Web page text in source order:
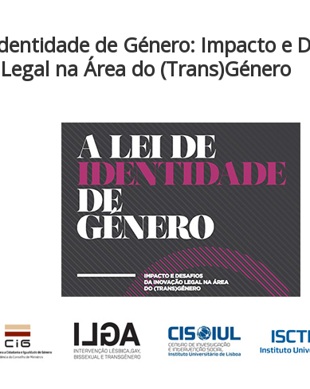
de Género: Impacto e
na Área do (Trans)Género